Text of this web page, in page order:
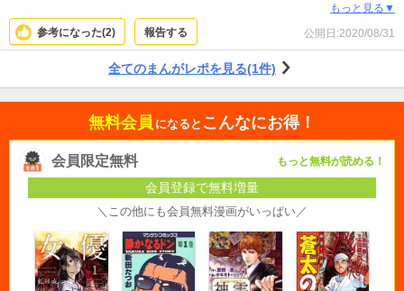
ろと最低な行動をしてしまう部分も人間らしくていい。性欲に脳味噌の半分
（それ以上？）を支配されてるとこうなるのかな？と感じるけれど、セックス
のシーンではエロさがしっかりある。理解しがたい男心の勉強にもなります
らがえない愛すべき生き物だなと実感します。絵も、時に雑な感じがします
が、全体的に上手でとても気に入っています
もっと見る▼
参考になった(2) 報告する 公開日:2020/08/31
全てのまんがレポを見る(1件)
無料会員 になると こんなにお得！
会員限定無料 もっと無料が読める！
会員登録で無料増量
＼この他にも会員無料漫画がいっぱい／